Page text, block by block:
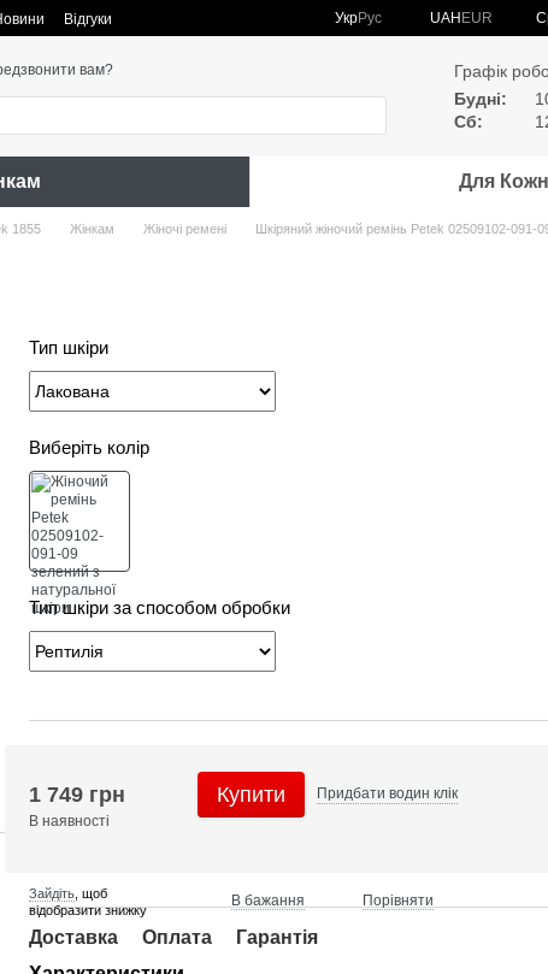
Відгуки
УкрРус UAH EUR
вам?
Графік
Будні:
Сб:
Для
1855 Жінкам Жіночі ремені Шкіряний жіночий ремінь Petek 02509102-091-
Тип шкіри
Виберіть колір
Тип шкіри за способом обробки
1 749 грн
В наявності
Купити Придбати водин клік
Зайдіть , щоб
відобразити знижку
В бажання Порівняти
Доставка Оплата
Гарантія